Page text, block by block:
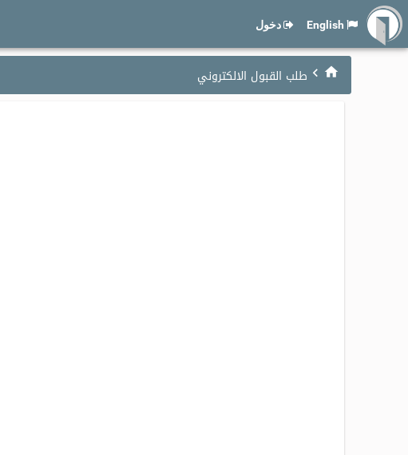
دخول
طلب القبول الالكتروني